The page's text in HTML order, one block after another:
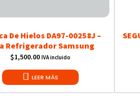
De Hielos DA97-00258J –
Refrigerador Samsung
$1,500.00 IVA incluido
LEER MÁS